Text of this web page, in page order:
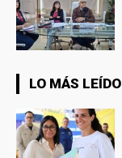
LO MÁS LEÍDO